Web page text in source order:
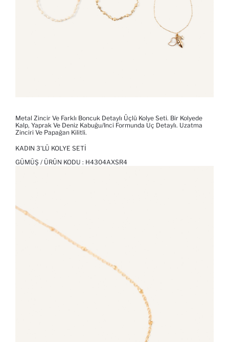
Metal Zincir Ve Farklı Boncuk Detaylı Üçlü Kolye Seti. Bir Kolyede
Kalp, Yaprak Ve Deniz Kabuğu/inci Formunda Uç Detaylı. Uzatma
Zinciri Ve Papağan Kilitli.
KADIN 3'LÜ KOLYE SETI
GÜMÜŞ / ÜRÜN KODU : H4304AXSR4